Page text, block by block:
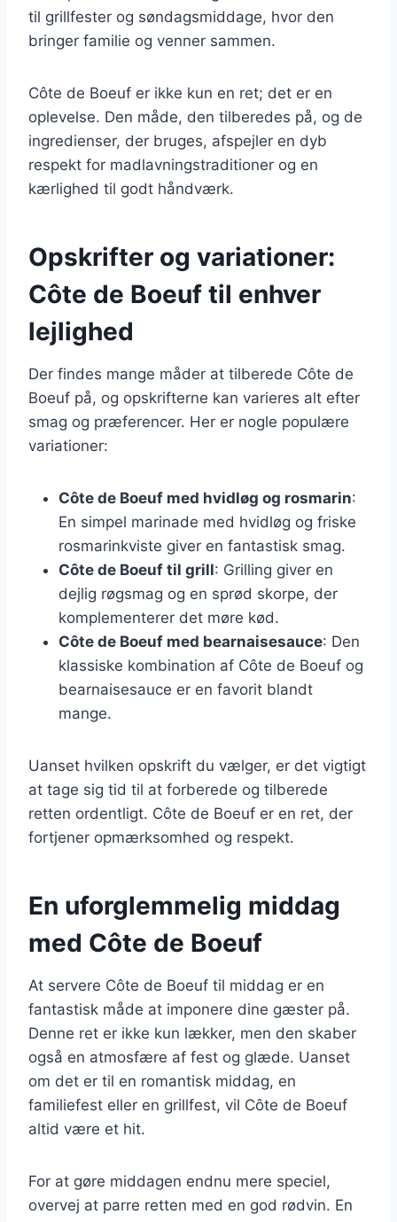
til grillfester og søndagsmiddage, hvor den
bringer familie og venner sammen.
Côte de Boeuf er ikke kun en ret; det er en
oplevelse. Den måde, den tilberedes på, og de
ingredienser, der bruges, afspejler en dyb
respekt for madlavningstraditioner og en
kærlighed til godt håndværk.
Opskrifter og variationer:
Côte de Boeuf til enhver
lejlighed
Der findes mange måder at tilberede Côte de
Boeuf på, og opskrifterne kan varieres alt efter
smag og præferencer. Her er nogle populære
variationer:
Côte de Boeuf med hvidløg og rosmarin:
En simpel marinade med hvidløg og friske
rosmarinkviste giver en fantastisk smag.
Côte de Boeuf til grill: Grilling giver en
dejlig røgsmag og en sprød skorpe, der
komplementerer det møre kød.
Côte de Boeuf med bearnaisesauce: Den
klassiske kombination af Côte de Boeuf og
bearnaisesauce er en favorit blandt
mange.
Uanset hvilken opskrift du vælger, er det vigtigt
at tage sig tid til at forberede og tilberede
retten ordentligt. Côte de Boeuf er en ret, der
fortjener opmærksomhed og respekt.
En uforglemmelig middag
med Côte de Boeuf
At servere Côte de Boeuf til middag er en
fantastisk måde at imponere dine gæster på.
Denne ret er ikke kun lækker, men den skaber
også en atmosfære af fest og glæde. Uanset
om det er til en romantisk middag, en
familiefest eller en grillfest, vil Côte de Boeuf
altid være et hit.
For at gøre middagen endnu mere speciel,
overvej at parre retten med en god rødvin. En